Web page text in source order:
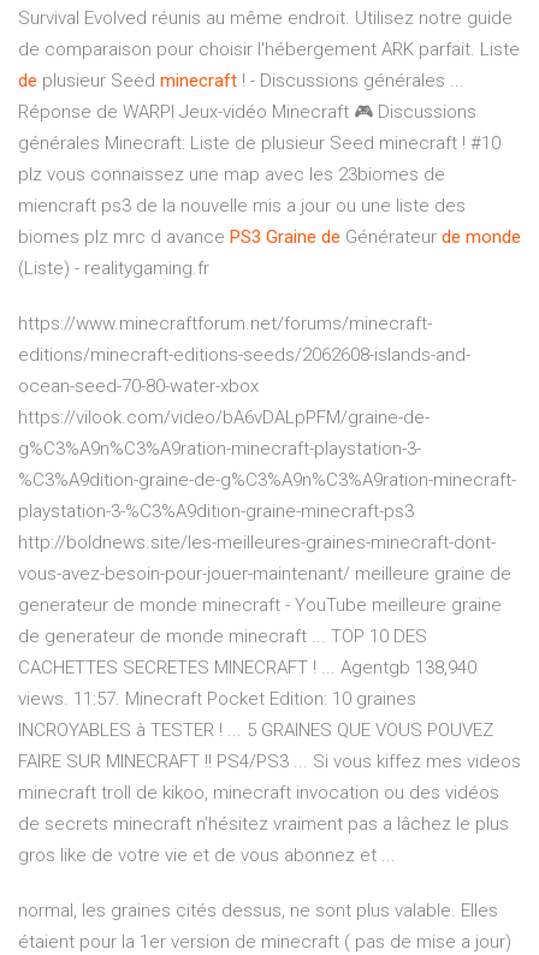
Survival Evolved réunis au même endroit. Utilisez notre guide
de comparaison pour choisir l'hébergement ARK parfait. Liste
de plusieur Seed minecraft ! - Discussions générales ...
Réponse de WARPI Jeux-vidéo Minecraft 🎮 Discussions
générales Minecraft: Liste de plusieur Seed minecraft ! #10
plz vous connaissez une map avec les 23biomes de
miencraft ps3 de la nouvelle mis a jour ou une liste des
biomes plz mrc d avance PS3 Graine de Générateur de monde
(Liste) - realitygaming.fr
https://www.minecraftforum.net/forums/minecraft-
editions/minecraft-editions-seeds/2062608-islands-and-
ocean-seed-70-80-water-xbox
https://vilook.com/video/bA6vDALpPFM/graine-de-
g%C3%A9n%C3%A9ration-minecraft-playstation-3-
%C3%A9dition-graine-de-g%C3%A9n%C3%A9ration-minecraft-
playstation-3-%C3%A9dition-graine-minecraft-ps3
http://boldnews.site/les-meilleures-graines-minecraft-dont-
vous-avez-besoin-pour-jouer-maintenant/ meilleure graine de
generateur de monde minecraft - YouTube meilleure graine
de generateur de monde minecraft ... TOP 10 DES
CACHETTES SECRETES MINECRAFT ! ... Agentgb 138,940
views. 11:57. Minecraft Pocket Edition: 10 graines
INCROYABLES à TESTER ! ... 5 GRAINES QUE VOUS POUVEZ
FAIRE SUR MINECRAFT !! PS4/PS3 ... Si vous kiffez mes videos
minecraft troll de kikoo, minecraft invocation ou des vidéos
de secrets minecraft n'hésitez vraiment pas a lâchez le plus
gros like de votre vie et de vous abonnez et ...
normal, les graines cités dessus, ne sont plus valable. Elles
étaient pour la 1er version de minecraft ( pas de mise a jour)